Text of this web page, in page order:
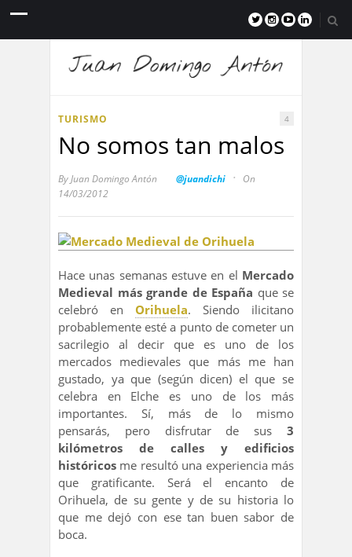
TURISMO 4
No somos tan malos
ByJuan Domingo Antón @juandichi ·
On
14/03/2012
Hace unas semanas estuve en el Mercado
Medieval más grande de España que se
celebró en Orihuela. Siendo ilicitano
probablemente esté a punto de cometer un
sacrilegio al decir que es uno de los
mercados medievales que más me han
gustado, ya que (según dicen) el que se
celebra en Elche es uno de los más
importantes. Sí, más de lo mismo
pensarás, pero disfrutar de sus 3
kilómetros de calles y edificios
históricos me resultó una experiencia más
que gratificante. Será el encanto de
Orihuela, de su gente y de su historia lo
que me dejó con ese tan buen sabor de
boca.